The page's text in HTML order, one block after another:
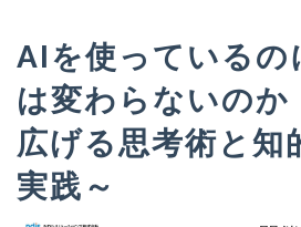
AIを使っているの
は変わらないの
広げる思考術と知
実践～